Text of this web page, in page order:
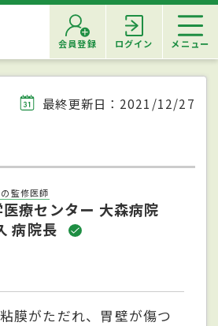
会員登録 ログイン メニュー
最終更新日：2021/12/27
監修医師
療センター 大森病院
病院長
膜がただれ、胃壁が傷つ